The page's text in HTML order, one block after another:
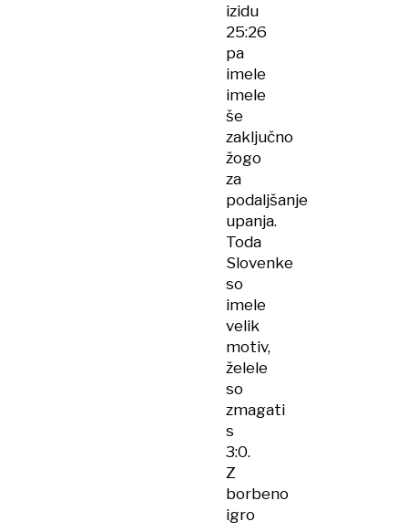
izidu
25:26
pa
imele
imele
še
zaključno
žogo
za
podaljšanje
upanja.
Toda
Slovenke
so
imele
velik
motiv,
želele
so
zmagati
s
3:0.
Z
borbeno
igro